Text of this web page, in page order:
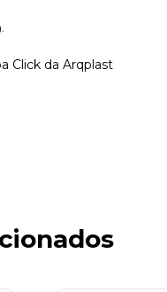
Click da Arqplast